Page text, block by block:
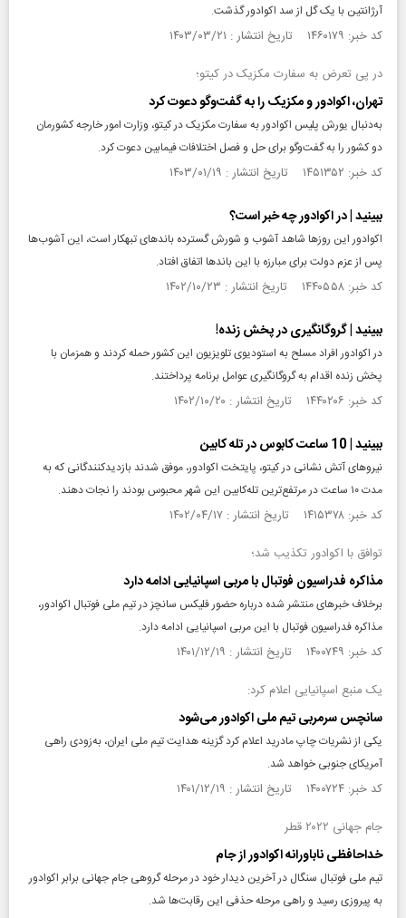
آرژانتین با یک گل از سد اکوادور گذشت.
کد خبر: ۱۴۶۰۱۷۹ تاریخ انتشار : ۱۴۰۳/۰۳/۲۱
در پی تعرض به سفارت مکزیک در کیتو؛
تهران، اکوادور و مکزیک را به گفت‌وگو دعوت کرد
به‌دنبال یورش پلیس اکوادور به سفارت مکزیک در کیتو، وزارت امور خارجه کشورمان
دو کشور را به گفت‌وگو برای حل و فصل اختلافات فیمابین دعوت کرد.
کد خبر: ۱۴۵۱۳۵۲ تاریخ انتشار : ۱۴۰۳/۰۱/۱۹
ببینید | در اکوادور چه خبر است؟
اکوادور این روزها شاهد آشوب و شورش گسترده باندهای تبهکار است، این آشوب‌ها
پس از عزم دولت برای مبارزه با این باندها اتفاق افتاد.
کد خبر: ۱۴۴۰۵۵۸ تاریخ انتشار : ۱۴۰۲/۱۰/۲۳
ببینید | گروگانگیری در پخش زنده!
در اکوادور افراد مسلح به استودیوی تلویزیون این کشور حمله کردند و همزمان با
پخش زنده اقدام به گروگانگیری عوامل برنامه پرداختند.
کد خبر: ۱۴۴۰۲۰۶ تاریخ انتشار : ۱۴۰۲/۱۰/۲۰
ببینید | 10 ساعت کابوس در تله‌ کابین
نیرو‌های آتش‌ نشانی در کیتو، پایتخت اکوادور، موفق شدند بازدیدکنندگانی که به
مدت ۱۰ ساعت در مرتفع‌ترین تله‌کابین این شهر محبوس بودند را نجات دهند.
کد خبر: ۱۴۱۵۳۷۸ تاریخ انتشار : ۱۴۰۲/۰۴/۱۷
توافق با اکوادور تکذیب شد؛
مذاکره فدراسیون فوتبال با مربی اسپانیایی ادامه دارد
برخلاف خبرهای منتشر شده درباره حضور فلیکس سانچز در تیم ملی فوتبال اکوادور،
مذاکره فدراسیون فوتبال با این مربی اسپانیایی ادامه دارد.
کد خبر: ۱۴۰۰۷۴۹ تاریخ انتشار : ۱۴۰۱/۱۲/۱۹
یک منبع اسپانیایی اعلام کرد:
سانچس سرمربی تیم ملی اکوادور می‌شود
یکی از نشریات چاپ مادرید اعلام کرد گزینه هدایت تیم ملی ایران، به‌زودی راهی
آمریکای جنوبی خواهد شد.
کد خبر: ۱۴۰۰۷۲۴ تاریخ انتشار : ۱۴۰۱/۱۲/۱۹
جام جهانی ۲۰۲۲ قطر
خداحافظی ناباورانه اکوادور از جام
تیم ملی فوتبال سنگال در آخرین دیدار خود در مرحله گروهی جام جهانی برابر اکوادور
به پیروزی رسید و راهی مرحله حذفی این رقابت‌ها شد.